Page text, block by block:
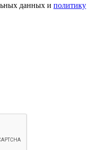
данных и политику